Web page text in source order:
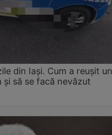
din Iași. Cum a reușit un
să se facă nevăzut